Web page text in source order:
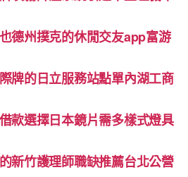
德州撲克的休閒交友app富游
牌的日立服務站點單內湖工商
款選擇日本鏡片需多樣式燈具
新竹護理師職缺推薦台北公營